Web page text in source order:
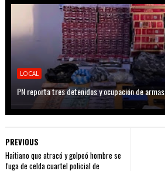
LOCAL
PN reporta tres detenidos y ocupación de
PREVIOUS
Haitiano que atracó y golpeó hombre se
fuga de celda cuartel policial de